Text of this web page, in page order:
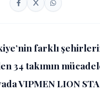
farklı
34 takımın
VIPMEN LION